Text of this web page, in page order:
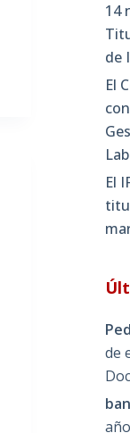
14
de
El
El
de